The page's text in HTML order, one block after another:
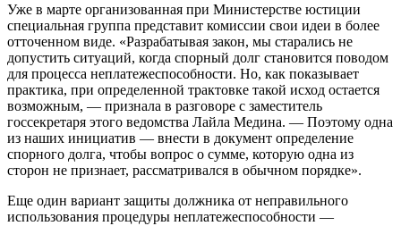
Уже в марте организованная при Министерстве юстиции
специальная группа представит комиссии свои идеи в более
отточенном виде. «Разрабатывая закон, мы старались не
допустить ситуаций, когда спорный долг становится поводом
для процесса неплатежеспособности. Но, как показывает
практика, при определенной трактовке такой исход остается
возможным, — признала в разговоре с заместитель
госсекретаря этого ведомства Лайла Медина. — Поэтому одна
из наших инициатив — внести в документ определение
спорного долга, чтобы вопрос о сумме, которую одна из
сторон не признает, рассматривался в обычном порядке».
Еще один вариант защиты должника от неправильного
использования процедуры неплатежеспособности —